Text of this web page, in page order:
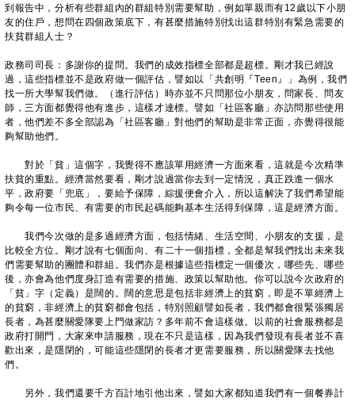
到報告中，分析有些群組內的群組特別需要幫助，例如單親而有12歲以下小朋
友的住戶，想問在四個政策底下，有甚麼措施特別找出這群特別有緊急需要的
扶貧群組人士？
政務司司長：多謝你的提問。我們的成效指標全部都是超標。剛才我已經說
過，這些指標並不是政府做一個評估，譬如以「共創明『Teen』」為例，我們
找一所大學幫我們做。（進行評估）時亦並不只問那位小朋友，問家長、問友
師，三方面都覺得他有進步，這樣才達標。譬如「社區客廳」亦訪問那些使用
者，他們差不多全部認為「社區客廳」對他們的幫助是非常正面，亦覺得很能
夠幫助他們。
對於「貧」這個字，我覺得不應該單用經濟一方面來看，這就是今次精準
扶貧的重點。經濟當然要看，剛才說過當你去到一定情況，真正跌進一個水
平，政府要「兜底」，要給予保障，綜援便會介入，所以這解決了我們希望能
夠令每一位市民、有需要的市民起碼能夠基本生活得到保障，這是經濟方面。
我們今次做的是多過經濟方面，包括情緒、生活空間、小朋友的支援，是
比較全方位。剛才說有七個面向、有二十一個指標，全都是幫我們找出未來我
們需要幫助的團體和群組。我們亦是根據這些指標定一個優次，哪些先、哪些
後，亦會為他們度身訂造有需要的措施、政策以幫助他。你可以說今次政府的
「貧」字（定義）是闊的。闊的意思是包括非經濟上的貧窮，即是不單經濟上
的貧窮，非經濟上的貧窮都會包括，特別照顧譬如長者，我們都會很緊張獨居
長者，為甚麼關愛隊要上門做家訪？多年前不會這樣做。以前的社會服務都是
政府打開門，大家來申請服務，現在不只是這樣，因為我們發現有長者並不喜
歡出來，是隱閉的，可能這些隱閉的長者才更需要服務，所以關愛隊去找他
們。
另外，我們還要千方百計地引他出來，譬如大家都知道我們有一個餐券計